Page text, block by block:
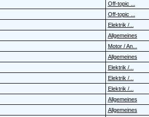
Off-topic ...
Off-topic ...
Elektrik /...
Allgemeines
Motor / An...
Allgemeines
Elektrik /...
Elektrik /...
Elektrik /...
Allgemeines
Allgemeines